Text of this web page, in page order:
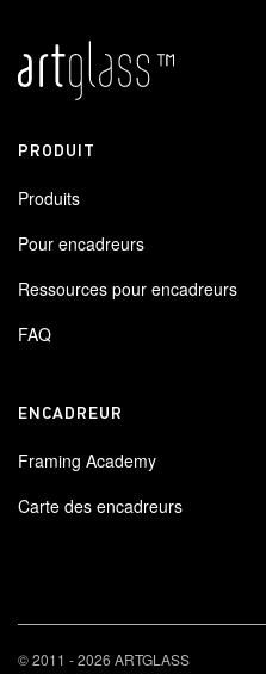
×
PRODUIT
Produits
Pour encadreurs
Ressources pour encadreurs
FAQ
ENCADREUR
Framing Academy
Carte des encadreurs
© 2011 - 2026 ARTGLASS